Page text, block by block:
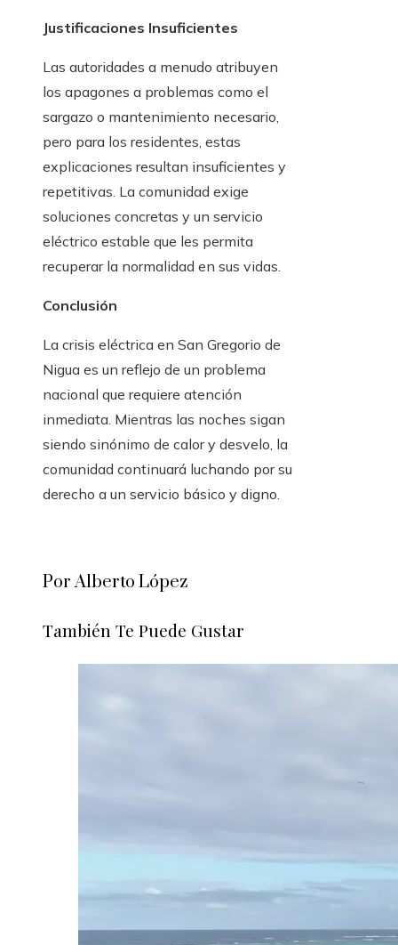
Justificaciones Insuficientes
Las autoridades a menudo atribuyen
los apagones a problemas como el
sargazo o mantenimiento necesario,
pero para los residentes, estas
explicaciones resultan insuficientes y
repetitivas. La comunidad exige
soluciones concretas y un servicio
eléctrico estable que les permita
recuperar la normalidad en sus vidas.
Conclusión
La crisis eléctrica en San Gregorio de
Nigua es un reflejo de un problema
nacional que requiere atención
inmediata. Mientras las noches sigan
siendo sinónimo de calor y desvelo, la
comunidad continuará luchando por su
derecho a un servicio básico y digno.
Por Alberto López
También Te Puede Gustar